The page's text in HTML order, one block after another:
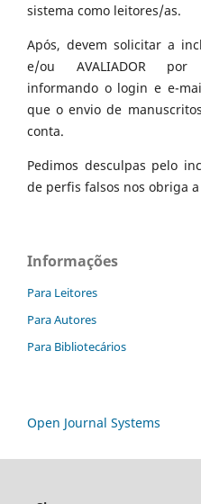
sistema como leitores/as.
Após, devem solicitar a
e/ou AVALIADOR por
informando o login e e-
que o envio de
conta.
Pedimos desculpas pelo
de perfis falsos nos obriga
Informações
Para Leitores
Para Autores
Para Bibliotecários
Open Journal Systems